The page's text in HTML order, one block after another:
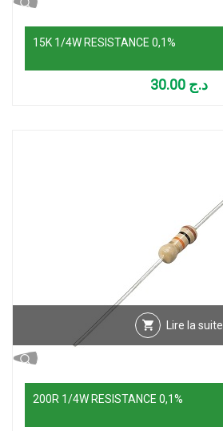
15K 1/4W RESISTANCE 0,1%
د.ج
Lire la suite
200R 1/4W RESISTANCE 0,1%